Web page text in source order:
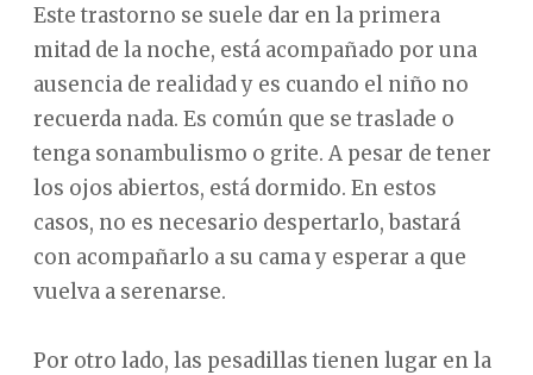
Este trastorno se suele dar en la primera
mitad de la noche, está acompañado por una
ausencia de realidad y es cuando el niño no
recuerda nada. Es común que se traslade o
tenga sonambulismo o grite. A pesar de tener
los ojos abiertos, está dormido. En estos
casos, no es necesario despertarlo, bastará
con acompañarlo a su cama y esperar a que
vuelva a serenarse.
Por otro lado, las pesadillas tienen lugar en la